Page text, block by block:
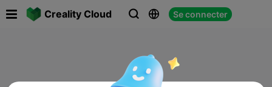
Creality Cloud   Se connecter